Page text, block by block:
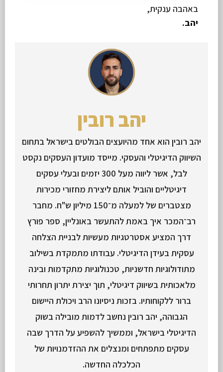
באהבה ענקית,
יהב.
יהב רובין
יהב רובין הוא אחד מהיועצים הבולטים בישראל בתחום
השיווק הדיגיטלי והעסקי. מייסד מועדון העסקים נקסט
לבל, אשר ליווה מעל 300 יזמים ובעלי עסקים
דיגיטליים והוביל אותם ליצירת מחזורי מכירות
מצטברים של למעלה מ־150 מיליון ש"ח. מחבר
רב־המכר איך באמת להתעשר באונליין, ספר פורץ
דרך המציע אסטרטגיות מעשיות לבניית הצלחה
עסקית בעידן הדיגיטלי. עבודתו מתמקדת בשילוב
מתודולוגיות חדשניות, טכנולוגיות מתקדמות ובינה
מלאכותית בשיווק דיגיטלי, תוך יצירת יתרון תחרותי
ברור ללקוחותיו. בזכות ניסיונו הרב ויכולת היישום
הגבוהה, יהב רובין נחשב לדמות מובילה בשוק
הדיגיטלי בישראל, וממשיך להשפיע על הדרך שבה
עסקים מתפתחים ומנצלים את ההזדמנויות של
הכלכלה החדשה.